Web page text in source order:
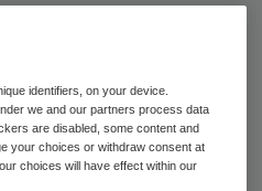
identifiers, on your device.
we and our partners process data
are disabled, some content and
your choices or withdraw consent at
choices will have effect within our